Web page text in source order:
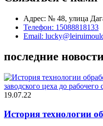
Адрес: № 48, улица
Телефон: 15088818133
Email:
последние
19.07.22
История технологии